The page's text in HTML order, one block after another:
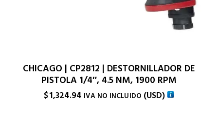
CHICAGO | CP2812 | DESTORNILLADOR DE
PISTOLA 1/4″, 4.5 NM, 1900 RPM
$1,324.94 IVA NO INCLUIDO (USD)